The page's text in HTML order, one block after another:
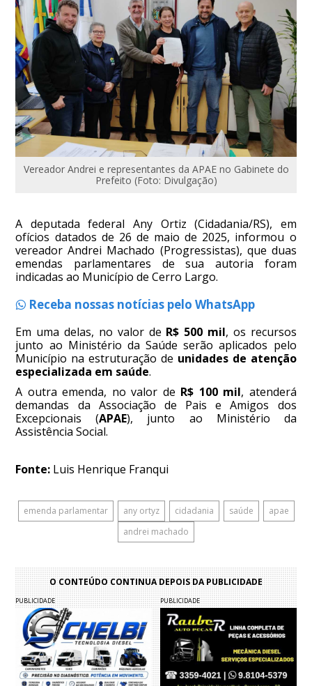
Vereador Andrei e representantes da APAE no Gabinete do
Prefeito (Foto: Divulgação)
A deputada federal Any Ortiz (Cidadania/RS), em
ofícios datados de 26 de maio de 2025, informou o
vereador Andrei Machado (Progressistas), que duas
emendas parlamentares de sua autoria foram
indicadas ao Município de Cerro Largo.
Receba nossas notícias pelo WhatsApp
Em uma delas, no valor de R$ 500 mil, os recursos
junto ao Ministério da Saúde serão aplicados pelo
Município na estruturação de unidades de atenção
especializada em saúde.
A outra emenda, no valor de R$ 100 mil, atenderá
demandas da Associação de Pais e Amigos dos
Excepcionais (APAE), junto ao Ministério da
Assistência Social.
Fonte: Luis Henrique Franqui
emenda parlamentar any ortyz cidadania saúde
apae
andrei machado
O CONTEÚDO CONTINUA DEPOIS DA PUBLICIDADE
PUBLICIDADE PUBLICIDADE